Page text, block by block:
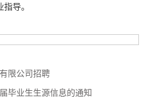
导。
限公司招聘
毕业生生源信息的通知